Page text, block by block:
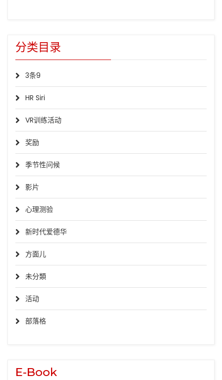
分类目录
3条9
HR Siri
VR训练活动
奖励
季节性问候
影片
心理测验
新时代爱德华
方面儿
未分類
活动
部落格
E-Book